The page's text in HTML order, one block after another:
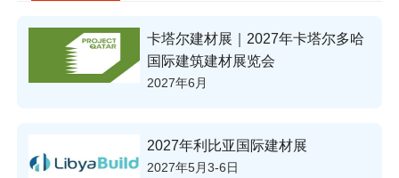
卡塔尔建材展｜2027年卡塔尔多哈
国际建筑建材展览会
2027年6月
2027年利比亚国际建材展
2027年5月3-6日